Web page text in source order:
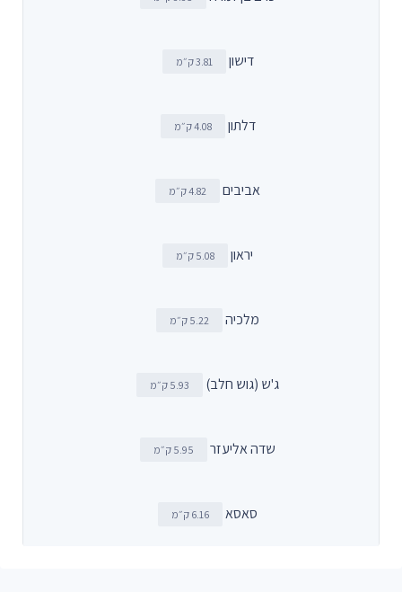
דישון 3.81 ק״מ
דלתון 4.08 ק״מ
אביבים 4.82 ק״מ
יראון 5.08 ק״מ
מלכיה 5.22 ק״מ
ג'ש (גוש חלב) 5.93 ק״מ
שדה אליעזר 5.95 ק״מ
סאסא 6.16 ק״מ